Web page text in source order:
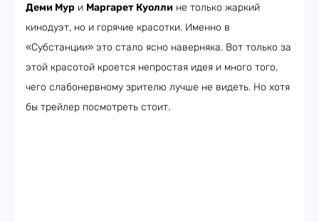
Деми Мур и Маргарет Куолли не только жаркий
кинодуэт, но и горячие красотки. Именно в
«Субстанции» это стало ясно наверняка. Вот только за
этой красотой кроется непростая идея и много того,
чего слабонервному зрителю лучше не видеть. Но хотя
бы трейлер посмотреть стоит.